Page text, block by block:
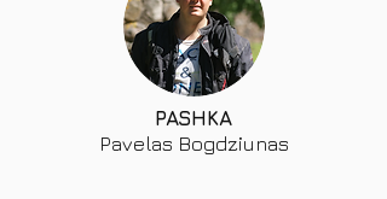
PASHKA
Pavelas Bogdziunas